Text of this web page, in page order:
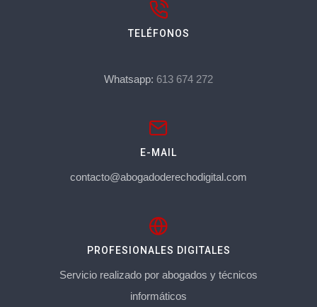
TELÉFONOS
Whatsapp: 613 674 272
E-MAIL
contacto@abogadoderechodigital.com
PROFESIONALES DIGITALES
Servicio realizado por abogados y técnicos
informáticos